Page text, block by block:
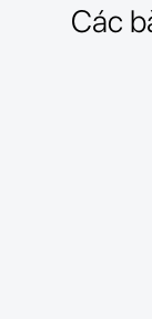
Các